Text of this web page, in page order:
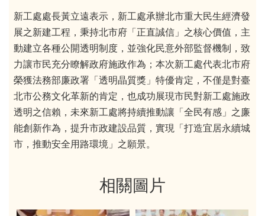
新工處處長黃立遠表示，新工處承辦北市重大民生經濟發
展之新建工程，秉持北市府「正直誠信」之核心價值，主
動建立各種公開透明制度，並強化民意外部監督機制，致
力讓市民充分瞭解政府施政作為；本次新工處代表北市府
榮獲法務部廉政署「透明晶質獎」特優肯定，不僅是對臺
北市公務文化革新的肯定，也成功展現市民對新工處施政
透明之信賴，未來新工處將持續推動讓「全民有感」之廉
能創新作為，提升市政建設品質，實現「打造宜居永續城
市，推動安全用路環境」之願景。
相關圖片